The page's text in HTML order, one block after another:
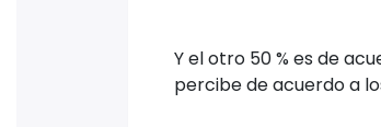
Y el otro 50 % es de
percibe de acuerdo a